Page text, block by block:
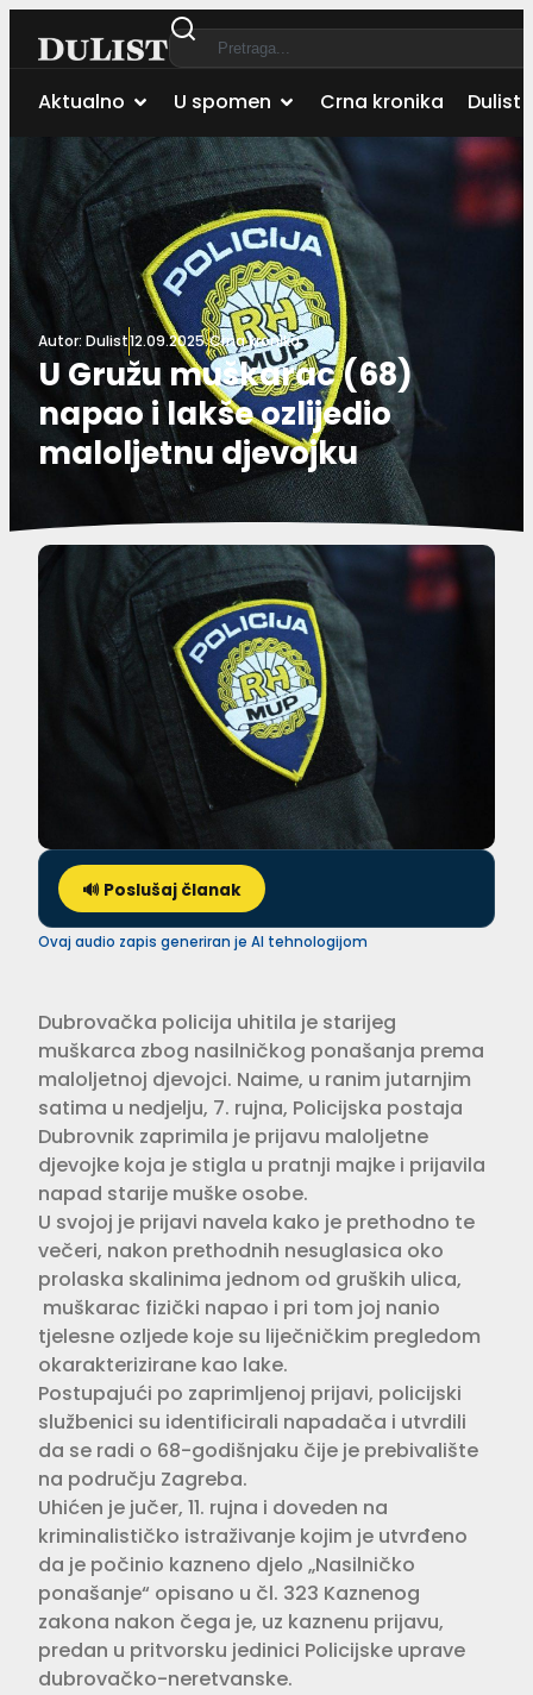
Aktualno U spomen Crna kronika Dulist
Autor: Dulist12.09.2025.Crna kronika
U Gružu muškarac (68)
napao i lakše ozlijedio
maloljetnu djevojku
🔊 Poslušaj članak
Ovaj audio zapis generiran je AI tehnologijom
Dubrovačka policija uhitila je starijeg
muškarca zbog nasilničkog ponašanja prema
maloljetnoj djevojci. Naime, u ranim jutarnjim
satima u nedjelju, 7. rujna, Policijska postaja
Dubrovnik zaprimila je prijavu maloljetne
djevojke koja je stigla u pratnji majke i prijavila
napad starije muške osobe.
U svojoj je prijavi navela kako je prethodno te
večeri, nakon prethodnih nesuglasica oko
prolaska skalinima jednom od gruških ulica,
muškarac fizički napao i pri tom joj nanio
tjelesne ozljede koje su liječničkim pregledom
okarakterizirane kao lake.
Postupajući po zaprimljenoj prijavi, policijski
službenici su identificirali napadača i utvrdili
da se radi o 68-godišnjaku čije je prebivalište
na području Zagreba.
Uhićen je jučer, 11. rujna i doveden na
kriminalističko istraživanje kojim je utvrđeno
da je počinio kazneno djelo „Nasilničko
ponašanje“ opisano u čl. 323 Kaznenog
zakona nakon čega je, uz kaznenu prijavu,
predan u pritvorsku jedinici Policijske uprave
dubrovačko-neretvanske.